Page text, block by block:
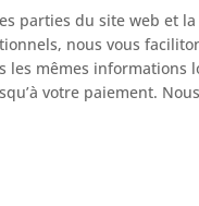
parties du site web et
nous vous
les mêmes informations
votre paiement.